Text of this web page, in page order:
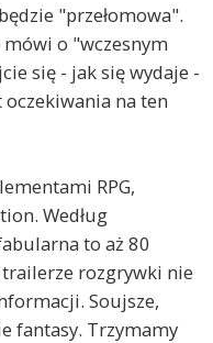
"przełomowa".
o "wczesnym
się - jak się wydaje -
na ten
RPG,
Według
to aż 80
rozgrywki nie
Soujsze,
fantasy. Trzymamy